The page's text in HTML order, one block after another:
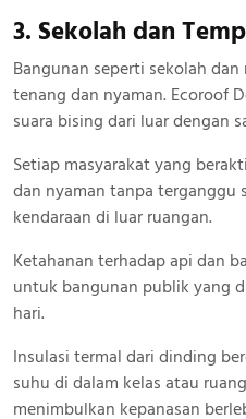
3. Sekolah dan
Bangunan seperti sekolah
tenang dan nyaman. Ecoroof
suara bising dari luar dengan
Setiap masyarakat yang
dan nyaman tanpa terganggu
kendaraan di luar ruangan.
Ketahanan terhadap api dan
untuk bangunan publik yang
hari.
Insulasi termal dari dinding
suhu di dalam kelas atau
menimbulkan kepanasan